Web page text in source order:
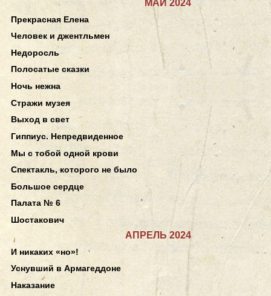
МАЙ 2024
Прекрасная Елена
Человек и джентльмен
Недоросль
Полосатые сказки
Ночь нежна
Стражи музея
Выход в свет
Гиппиус. Непредвиденное
Мы с тобой одной крови
Спектакль, которого не было
Большое сердце
Палата № 6
Шостакович
АПРЕЛЬ 2024
И никаких «но»!
Уснувший в Армагеддоне
Наказание